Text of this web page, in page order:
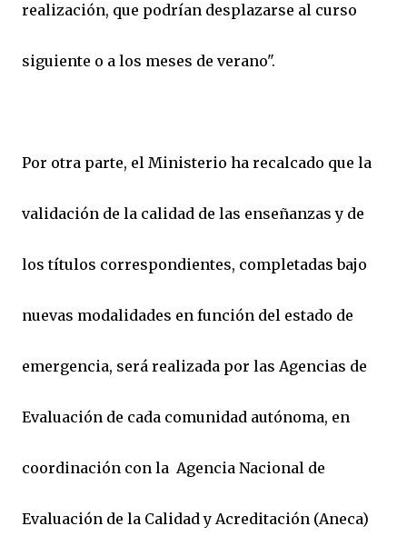
realización, que podrían desplazarse al curso
siguiente o a los meses de verano".
Por otra parte, el Ministerio ha recalcado que la
validación de la calidad de las enseñanzas y de
los títulos correspondientes, completadas bajo
nuevas modalidades en función del estado de
emergencia, será realizada por las Agencias de
Evaluación de cada comunidad autónoma, en
coordinación con la Agencia Nacional de
Evaluación de la Calidad y Acreditación (Aneca)